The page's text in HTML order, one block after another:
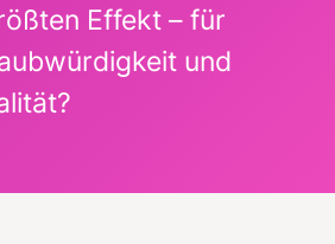
Effekt – für
und